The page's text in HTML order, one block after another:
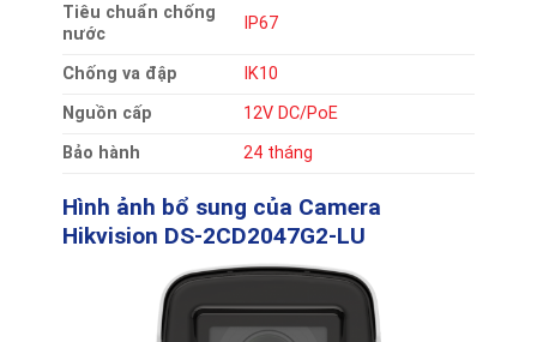
Tiêu chuẩn chống
nước
IP67
Chống va đập
IK10
Nguồn cấp
12V DC/PoE
Bảo hành
24 tháng
Hình ảnh bổ sung của Camera
Hikvision DS-2CD2047G2-LU